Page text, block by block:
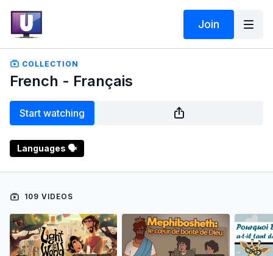
Join
COLLECTION
French - Français
Start watching
Languages 🗣️
109 VIDEOS